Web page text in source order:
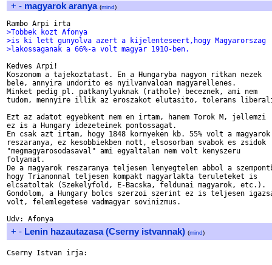
+ - magyarok aranya (mind)
>Tobbek kozt Afonya
>is ki lett gunyolva azert a kijelenteseert,hogy Magyarorszag
>lakossaganak a 66%-a volt magyar 1910-ben.
Kedves Arpi!
Koszonom a tajekoztatast. En a Hungaryba nagyon ritkan nezek
bele, annyira undorito es nyilvanvaloan magyarellenes.
Minket pedig pl. patkanylyuknak (rathole) beceznek, ami nem
tudom, mennyire illik az eroszakot elutasito, tolerans
Ezt az adatot egyebkent nem en irtam, hanem Torok M, jellemzi
ez is a Hungary idezeteinek pontossagat.
En csak azt irtam, hogy 1848 kornyeken kb. 55% volt a magyarok
reszaranya, ez kesobbiekben nott, elsosorban svabok es zsidok
"megmagyarosodasaval" ami egyaltalan nem volt kenyszeru
folyamat.
De a magyarok reszaranya teljesen lenyegtelen abbol a
hogy Trianonnal teljesen kompakt magyarlakta teruleteket is
elcsatoltak (Szekelyfold, E-Bacska, feldunai magyarok, etc.).
Gondolom, a Hungary bolcs szerzoi szerint ez is teljesen
volt, felemlegetese vadmagyar sovinizmus.
+ - Lenin hazautazasa (Cserny istvannak) (mind)
Cserny Istvan irja: